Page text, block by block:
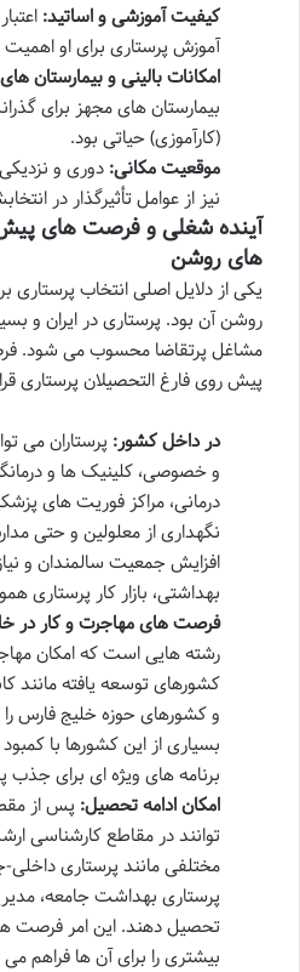
کیفیت آموزشی و اساتید:
آموزش پرستاری برای او
امکانات بالینی و بیمارستان
بیمارستان های مجهز برای
(کارآموزی) حیاتی بود.
موقعیت مکانی: دوری و
نیز از عوامل تأثیرگذار در
آینده شغلی و فرصت های پیش
های روشن
یکی از دلایل اصلی انتخاب پرستاری
روشن آن بود. پرستاری در ایران و
مشاغل پرتقاضا محسوب می شود.
پیش روی فارغ التحصیلان پرستاری
در داخل کشور: پرستاران می
و خصوصی، کلینیک ها و
درمانی، مراکز فوریت های
نگهداری از معلولین و حتی
افزایش جمعیت سالمندان و
بهداشتی، بازار کار پرستاری
فرصت های مهاجرت و کار در
رشته هایی است که امکان
کشورهای توسعه یافته مانند
و کشورهای حوزه خلیج فارس
بسیاری از این کشورها با
برنامه های ویژه ای برای جذب
امکان ادامه تحصیل: پس از
توانند در مقاطع کارشناسی
مختلفی مانند پرستاری
پرستاری بهداشت جامعه،
تحصیل دهند. این امر
بیشتری را برای آن ها فراهم